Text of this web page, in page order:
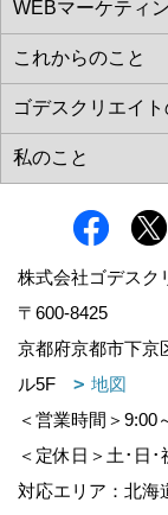
株式会社ゴデスク
〒600-8425
京都府京都市下京
ル5F
地図
＜営業時間＞9:00
＜定休日＞土･日･
対応エリア：北海